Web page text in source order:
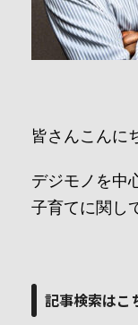
皆さんこんに
デジモノを中
子育てに関し
記事検索はこ